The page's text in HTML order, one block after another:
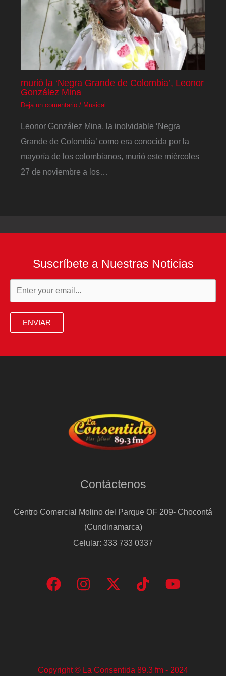
murió la ‘Negra Grande de Colombia’, Leonor
González Mina
Deja un comentario / Musical
Leonor González Mina, la inolvidable ‘Negra
Grande de Colombia’ como era conocida por la
mayoría de los colombianos, murió este miércoles
27 de noviembre a los…
Suscríbete a Nuestras Noticias
ENVIAR
Contáctenos
Centro Comercial Molino del Parque OF 209- Chocontá
(Cundinamarca)
Celular: 333 733 0337
Copyright © La Consentida 89.3 fm - 2024